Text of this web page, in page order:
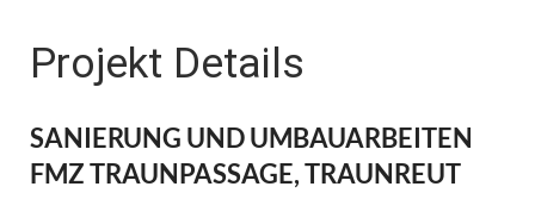
Projekt Details
SANIERUNG UND UMBAUARBEITEN
FMZ TRAUNPASSAGE, TRAUNREUT